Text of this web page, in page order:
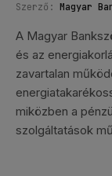
Szerző: Magyar
A Magyar
és az
zavartalan
miközben a
szolgáltatások